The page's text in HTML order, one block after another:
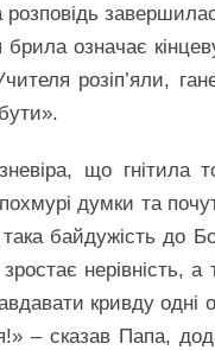
розповідь
означає
розіп’яли,
що гнітила
думки та
байдужість до
нерівність,
кривду одні
– сказав Папа,